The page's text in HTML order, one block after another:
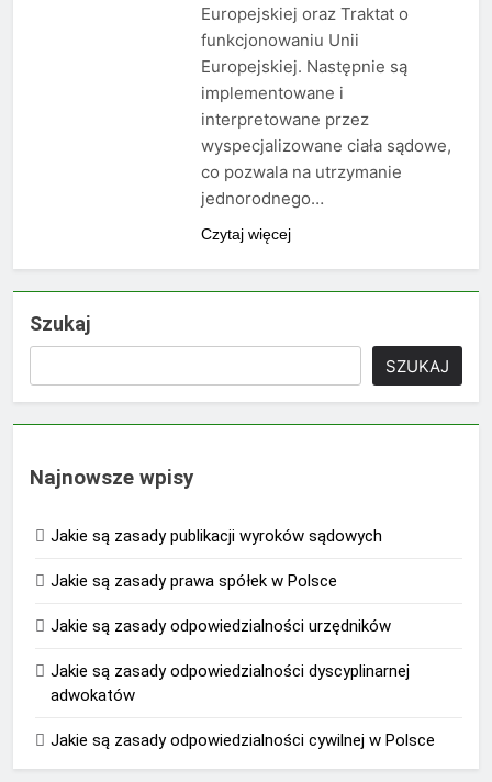
Europejskiej oraz Traktat o
funkcjonowaniu Unii
Europejskiej. Następnie są
implementowane i
interpretowane przez
wyspecjalizowane ciała sądowe,
co pozwala na utrzymanie
jednorodnego…
Czytaj więcej
Szukaj
SZUKAJ
Najnowsze wpisy
Jakie są zasady publikacji wyroków sądowych
Jakie są zasady prawa spółek w Polsce
Jakie są zasady odpowiedzialności urzędników
Jakie są zasady odpowiedzialności dyscyplinarnej
adwokatów
Jakie są zasady odpowiedzialności cywilnej w Polsce